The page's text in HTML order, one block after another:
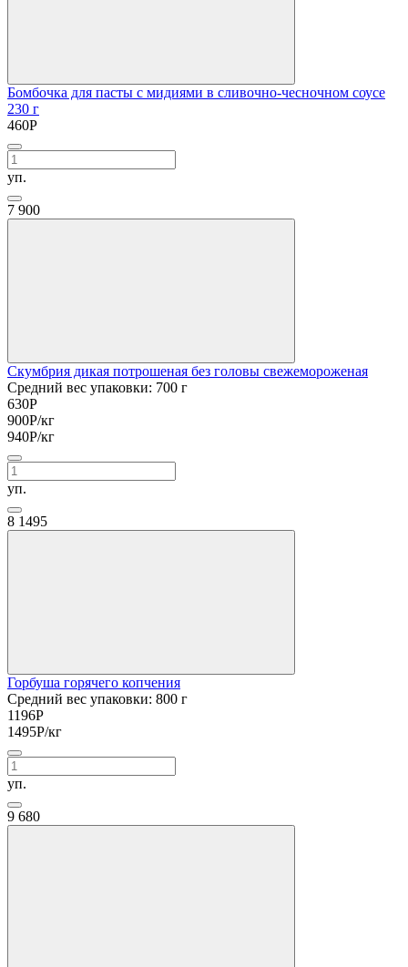
Бомбочка для пасты с мидиями в сливочно-чесночном соусе
230 г
460Р
уп.
7 900
Скумбрия дикая потрошеная без головы свежемороженая
Средний вес упаковки: 700 г
630Р
900Р/кг
940Р/кг
уп.
8 1495
Горбуша горячего копчения
Средний вес упаковки: 800 г
1196Р
1495Р/кг
уп.
9 680